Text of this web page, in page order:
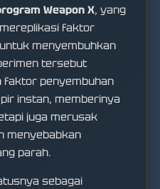
Weapon X, yang
faktor
menyembuhkan
tersebut
faktor penyembuhan
instan, memberinya
juga merusak
menyebabkan
parah.
sebagai